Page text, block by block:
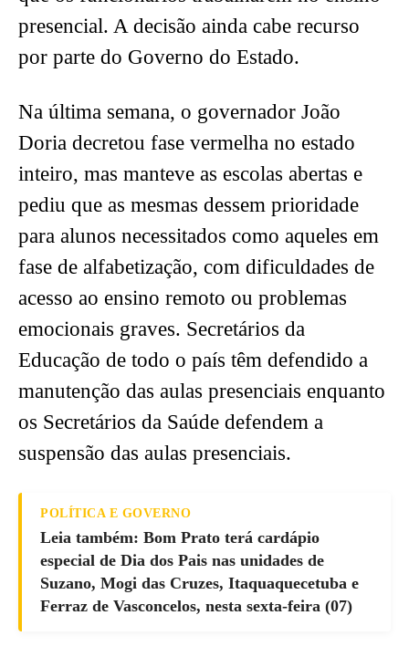
presencial. A decisão ainda cabe recurso
por parte do Governo do Estado.
Na última semana, o governador João
Doria decretou fase vermelha no estado
inteiro, mas manteve as escolas abertas e
pediu que as mesmas dessem prioridade
para alunos necessitados como aqueles em
fase de alfabetização, com dificuldades de
acesso ao ensino remoto ou problemas
emocionais graves. Secretários da
Educação de todo o país têm defendido a
manutenção das aulas presenciais enquanto
os Secretários da Saúde defendem a
suspensão das aulas presenciais.
POLÍTICA E GOVERNO
Leia também: Bom Prato terá cardápio
especial de Dia dos Pais nas unidades de
Suzano, Mogi das Cruzes, Itaquaquecetuba e
Ferraz de Vasconcelos, nesta sexta-feira (07)